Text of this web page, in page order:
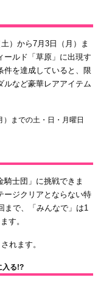
）から7月3日（月）ま
ールド「草原」に出現す
件を達成していると、限
ルなど豪華レアアイテム
までの土・日・月曜日
士団」に挑戦できま
ージクリアとならない特
まで、「みんなで」は1
す。
れます。
入る!?